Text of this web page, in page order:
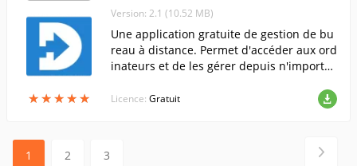
★★★★★
★★★★★
Version: 2.1 (10.52 MB)
Une application gratuite de gestion de bu
reau à distance. Permet d'accéder aux ord
inateurs et de les gérer depuis n'importe
inscription n'est requise.
Licence: Gratuit
1 2 3